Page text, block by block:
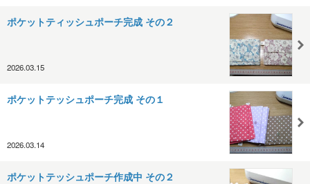
ポケットティッシュポーチ完成 その２
2026.03.15
ポケットテッシュポーチ完成 その１
2026.03.14
ポケットテッシュポーチ作成中 その２